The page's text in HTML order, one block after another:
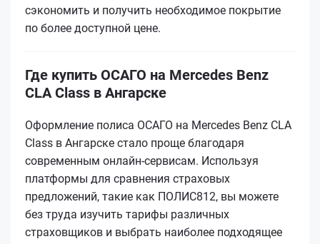
сэкономить и получить необходимое покрытие
по более доступной цене.
Где купить ОСАГО на Mercedes Benz
CLA Class в Ангарске
Оформление полиса ОСАГО на Mercedes Benz CLA
Class в Ангарске стало проще благодаря
современным онлайн-сервисам. Используя
платформы для сравнения страховых
предложений, такие как ПОЛИС812, вы можете
без труда изучить тарифы различных
страховщиков и выбрать наиболее подходящее